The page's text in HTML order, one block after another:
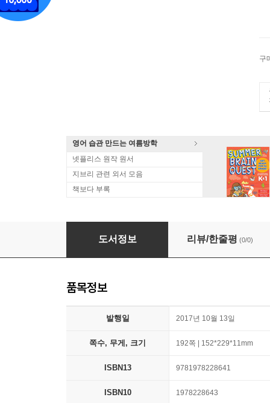
구
영어 습관 만드는 여름방학
넷플리스 원작 원서
지브리 관련 외서 모음
책보다 부록
Knickerbocker's History of New York:
도서정보 리뷰/한줄평 (0/0)
품목정보
발행일 2017년 10월 13일
쪽수, 무게, 크기 192쪽 | 152*229*11mm
ISBN13 9781978228641
ISBN10 1978228643